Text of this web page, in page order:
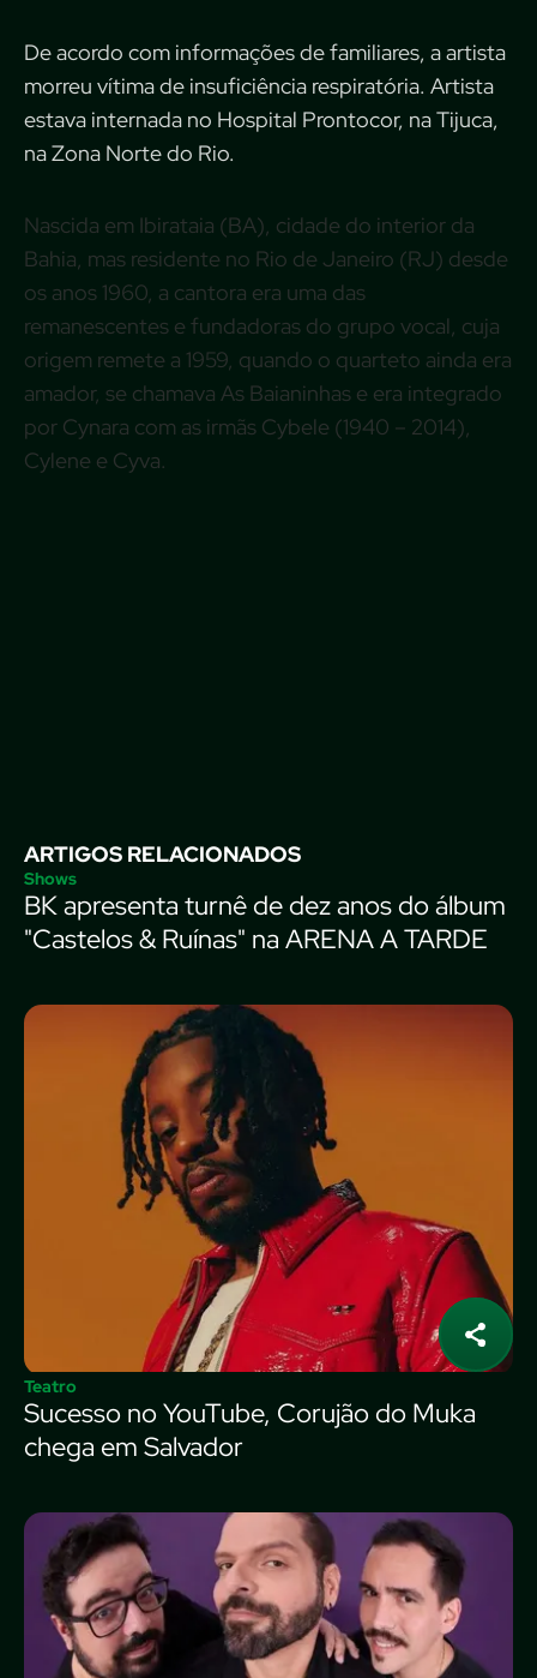
De acordo com informações de familiares, a artista
morreu vítima de insuficiência respiratória. Artista
estava internada no Hospital Prontocor, na Tijuca,
na Zona Norte do Rio.
Nascida em Ibirataia (BA), cidade do interior da
Bahia, mas residente no Rio de Janeiro (RJ) desde
os anos 1960, a cantora era uma das
remanescentes e fundadoras do grupo vocal, cuja
origem remete a 1959, quando o quarteto ainda era
amador, se chamava As Baianinhas e era integrado
por Cynara com as irmãs Cybele (1940 – 2014),
Cylene e Cyva.
ARTIGOS RELACIONADOS
Shows
BK apresenta turnê de dez anos do álbum
"Castelos & Ruínas" na ARENA A TARDE
Teatro
Sucesso no YouTube, Corujão do Muka
chega em Salvador